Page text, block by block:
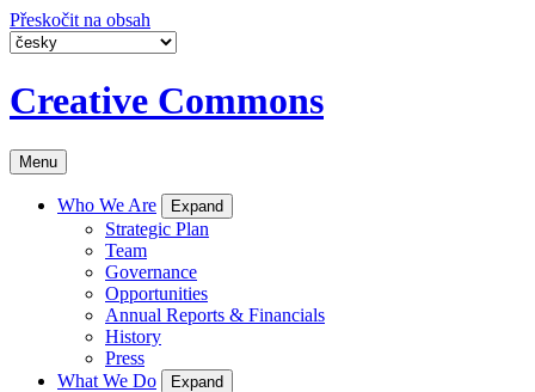
Přeskočit na obsah
Creative Commons
Menu
Who We Are Expand
Strategic Plan
Team
Governance
Opportunities
Annual Reports & Financials
History
Press
What We Do
Expand